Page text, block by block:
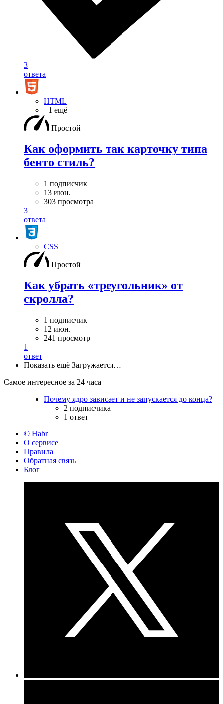
3
ответа
HTML
+1 ещё
Простой
Как оформить так карточку типа
бенто стиль?
1 подписчик
13 июн.
303 просмотра
3
ответа
CSS
Простой
Как убрать «треугольник» от
скролла?
1 подписчик
12 июн.
241 просмотр
1
ответ
Показать ещё Загружается…
Самое интересное за 24 часа
Почему ядро зависает и не запускается до конца?
2 подписчика
1 ответ
© Habr
О сервисе
Правила
Обратная связь
Блог